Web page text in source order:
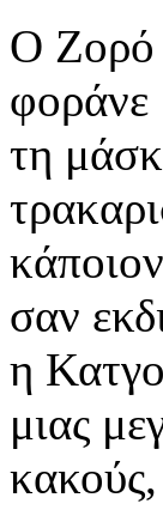
Ο Ζορό
φοράνε
τη
σαν
η
μιας